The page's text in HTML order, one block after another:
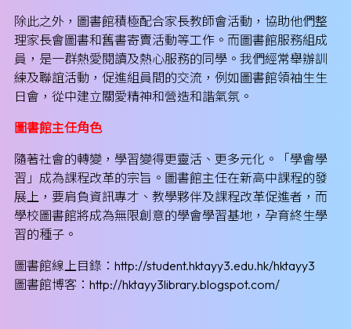
除此之外，圖書館積極配合家長教師會活動，協助他們整
理家長會圖書和舊書寄賣活動等工作。而圖書館服務組成
員，是一群熱愛閱讀及熱心服務的同學。我們經常舉辦訓
練及聯誼活動，促進組員間的交流，例如圖書館領袖生生
日會，從中建立關愛精神和營造和諧氣氛。
圖書館主任角色
隨著社會的轉變，學習變得更靈活、更多元化。「學會學
習」成為課程改革的宗旨。圖書館主任在新高中課程的發
展上，要肩負資訊專才、教學夥伴及課程改革促進者，而
學校圖書館將成為無限創意的學會學習基地，孕育終生學
習的種子。
圖書館線上目錄： http://student.hktayy3.edu.hk/hktayy3
圖書館博客： http://hktayy3library.blogspot.com/